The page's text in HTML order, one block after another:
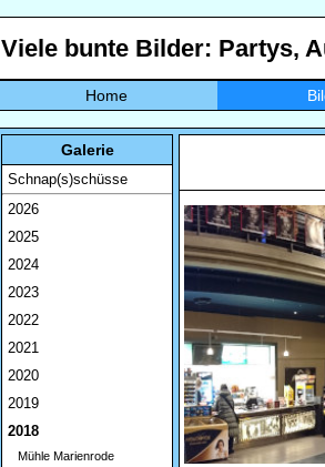
Viele bunte Bilder: Partys,
Home
Galerie
Schnap(s)schüsse
2026
2025
2024
2023
2022
2021
2020
2019
2018
Mühle Marienrode